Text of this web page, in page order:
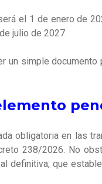
el 1 de enero de
julio de 2027.
un simple documento
obligatoria en las
238/2026. No
definitiva, que